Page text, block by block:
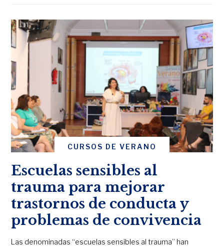
CURSOS DE VERANO
Escuelas sensibles al
trauma para mejorar
trastornos de conducta y
problemas de convivencia
Las denominadas “escuelas sensibles al trauma” han